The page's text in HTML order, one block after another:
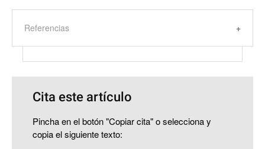
Referencias
Cita este artículo
Pincha en el botón "Copiar cita" o selecciona y
copia el siguiente texto: